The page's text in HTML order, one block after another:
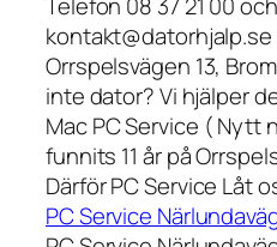
Telefon 08 37 21 00
kontakt@datorhjalp.se
Orrspelsvägen 13,
inte dator? Vi hjälper
Mac PC Service ( Nytt
funnits 11 år på
Därför PC Service Låt
PC Service